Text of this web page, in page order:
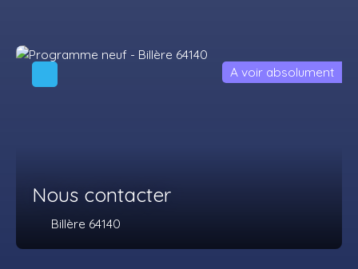
Nous contacter
Billère 64140
A voir absolument